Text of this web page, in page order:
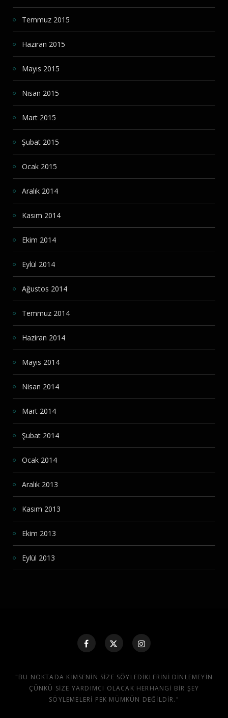
Temmuz 2015
Haziran 2015
Mayıs 2015
Nisan 2015
Mart 2015
Şubat 2015
Ocak 2015
Aralık 2014
Kasım 2014
Ekim 2014
Eylül 2014
Ağustos 2014
Temmuz 2014
Haziran 2014
Mayıs 2014
Nisan 2014
Mart 2014
Şubat 2014
Ocak 2014
Aralık 2013
Kasım 2013
Ekim 2013
Eylül 2013
"BU NOKTADA KIMSENIN SIZE SÖYLEDIKLERINI DINLEMEYIN
ÇÜNKÜ SIZE YARDIMCI OLACAK HERHANGI BIR ŞEY
SÖYLEMELERI PEK MÜMKÜN DEĞILDIR."